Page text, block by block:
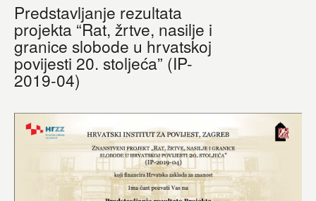
Predstavljanje rezultata
projekta “Rat, žrtve, nasilje i
granice slobode u hrvatskoj
povijesti 20. stoljeća” (IP-
2019-04)